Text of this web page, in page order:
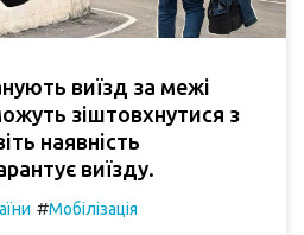
виїзд за межі
зіштовхнутися з
наявність
виїзду.
#Мобілізація